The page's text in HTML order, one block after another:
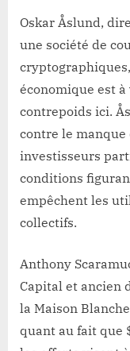
Oskar Åslund,
une société de
économique est
contrepoids ici.
contre le
investisseurs
conditions
empêchent les
collectifs.
Anthony
Capital et ancien
la Maison
quant au fait que